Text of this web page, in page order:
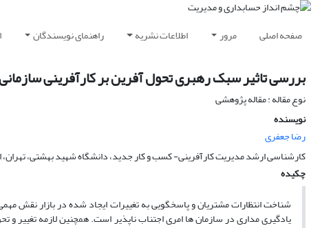
صفحه اصلی مرور اطلاعات نشریه راهنمای نویسندگان
بررسی تاثیر سبک رهبری تحول آفرین بر کارآفرینی
نوع مقاله : مقاله پژوهشی
نویسنده
رضا جعفری
کارشناسی ارشد مدیریت کارآفرینی- کسب و کار جدید، دانشگاه شهید بهشتی، تهران،
چکیده
شناخت انتظارات مشتریان و پاسخگویی به تغییرات ایجاد شده در بازار نقش
یادگیری مداری در سازمان ها امری اجتناب ناپذیر است. همچنین لازمه تغییر و